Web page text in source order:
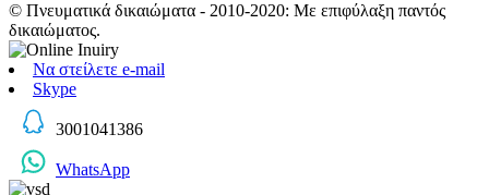
© Πνευματικά δικαιώματα - 2010-2020: Με επιφύλαξη παντός
δικαιώματος.
Να στείλετε e-mail
Skype
3001041386
WhatsApp